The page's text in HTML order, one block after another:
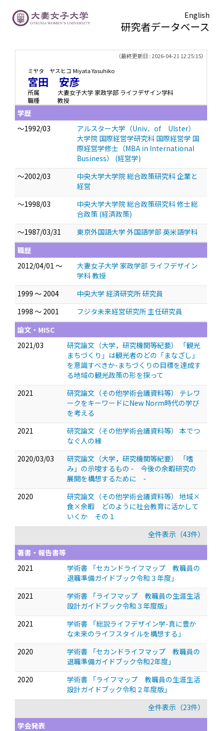
English
研究者データベース
（最終更新日 : 2026-04-21 12:25:15）
ミヤタ ヤスヒコ Miyata Yasuhiko
宮田 安彦
所属
大妻女子大学 家政学部 ライフデザイン学科
職種
教授
学歴
～1992/03
アルスター大学（Univ．of Ulster）
大学院 国際経営学研究科 国際経営学 国
際経営学修士（MBA in International
Business） (経営学)
～2002/03
中央大学大学院 総合政策研究科 企業と
経営
～1998/03
中央大学大学院 総合政策研究科 修士総
合政策 (経済政策)
～1987/03/31
東京外国語大学 外国語学部 英米語学科
職歴
2012/04/01 ～
大妻女子大学 家政学部 ライフデザイン
学科 教授
1999 ～ 2004
中央大学 経済研究所 研究員
1998 ～ 2001
フジタ未来経営研究所 主任研究員
論文・MISC
2021/03
研究論文（大学，研究機関等紀要） 「観光
まちづくり」は観光者のどの「まなざし」
を意識すべきか-まちづくりの目標を達成す
る地域の観光政策の形を探って
2021
研究論文（その他学術会議資料等） テレワ
ークをキーワードにNew Norm時代の学び
を考える
2021
研究論文（その他学術会議資料等） 本でつ
なぐ人の縁
2020/03/03
研究論文（大学，研究機関等紀要） 「嗜
み」の示唆するもの - 今後の余暇研究の
展開を構想するために -
2020
研究論文（その他学術会議資料等） 地域×
食×余暇 どのように社会教育に活かして
いくか その１
全件表示（43件）
著書・報告書等
2021
学術書 「セカンドライフマップ 教職員の
退職準備ガイドブック令和３年度」
2021
学術書 「ライフマップ 教職員の生涯生活
設計ガイドブック令和３年度版」
2021
学術書 「総説ライフデザイン学-真に豊か
な未来のライフスタイルを構想する」
2020
学術書 「セカンドライフマップ 教職員の
退職準備ガイドブック令和2年度」
2020
学術書 「ライフマップ 教職員の生涯生活
設計ガイドブック令和２年度版」
全件表示（23件）
学会発表